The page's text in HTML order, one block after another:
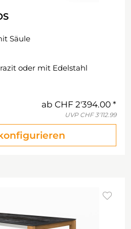
Säule
oder mit Edelstahl
ab CHF 2'394.00
UVP CHF 3'112.99